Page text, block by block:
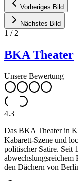
Vorheriges Bild
Nächstes Bild
1 / 2
BKA Theater
Unsere Bewertung
4.3
Das BKA Theater in
Kabarett-Szene und
politischer Satire. Seit
abwechslungsreichem
den Dächern von